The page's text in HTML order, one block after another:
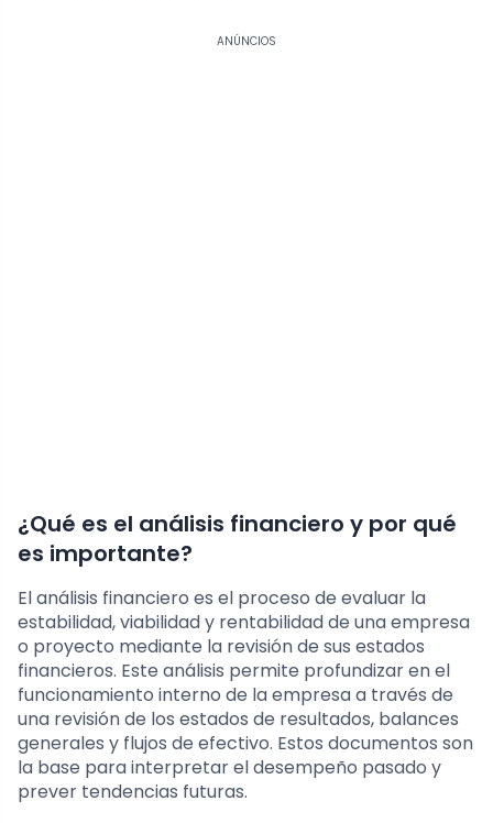
ANÚNCIOS
¿Qué es el análisis financiero y por qué
es importante?
El análisis financiero es el proceso de evaluar la
estabilidad, viabilidad y rentabilidad de una empresa
o proyecto mediante la revisión de sus estados
financieros. Este análisis permite profundizar en el
funcionamiento interno de la empresa a través de
una revisión de los estados de resultados, balances
generales y flujos de efectivo. Estos documentos son
la base para interpretar el desempeño pasado y
prever tendencias futuras.